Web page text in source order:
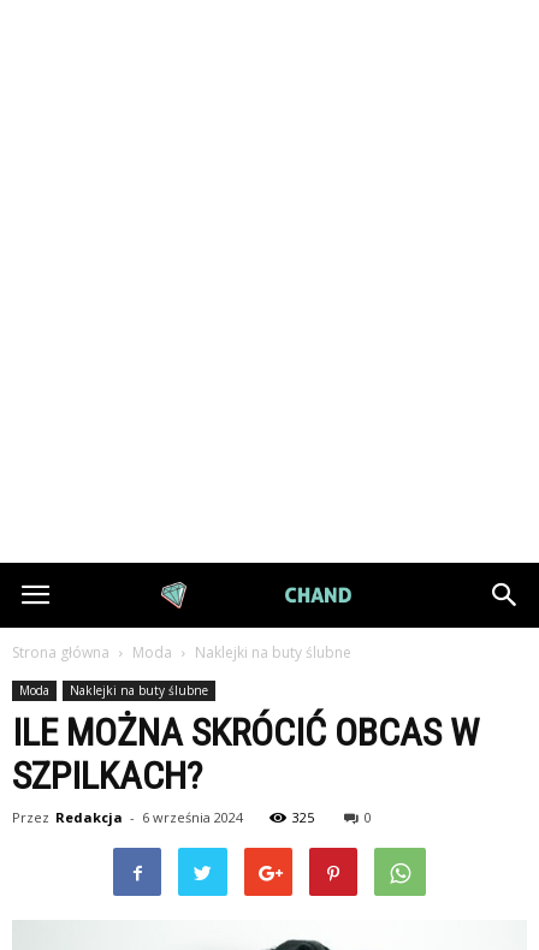
DiamondChand.pl
Strona główna Moda Naklejki na buty ślubne
Moda Naklejki na buty ślubne
ILE MOŻNA SKRÓCIĆ OBCAS W
SZPILKACH?
Przez Redakcja - 6 września 2024 325 0